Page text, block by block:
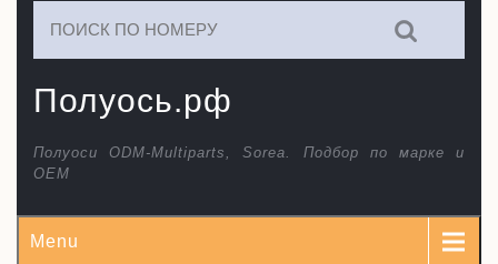
Полуось.рф
Полуоси ODM-Multiparts, Sorea. Подбор по марке и
ОЕМ
Menu